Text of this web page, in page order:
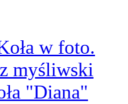
w foto.
myśliwski
"Diana"